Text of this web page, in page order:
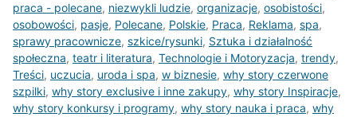
praca - polecane, niezwykli ludzie, organizacje, osobistości,
osobowości, pasje, Polecane, Polskie, Praca, Reklama, spa,
sprawy pracownicze, szkice/rysunki, Sztuka i działalność
społeczna, teatr i literatura, Technologie i Motoryzacja, trendy,
Treści, uczucia, uroda i spa, w biznesie, why story czerwone
szpilki, why story exclusive i inne zakupy, why story Inspiracje,
why story konkursy i programy, why story nauka i praca, why